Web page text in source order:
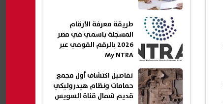
طريقة معرفة الأرقام
المسجلة باسمي في مصر
2026 بالرقم القومي عبر
My NTRA
تفاصيل اكتشاف أول مجمع
حمامات ونظام هيدروليكي
قديم شمال قناة السويس